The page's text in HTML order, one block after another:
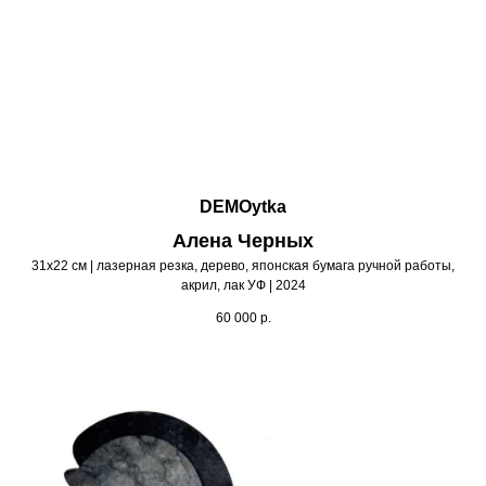
DEMOytka
Алена Черных
31х22 см | лазерная резка, дерево, японская бумага ручной работы,
акрил, лак УФ | 2024
60 000 р.